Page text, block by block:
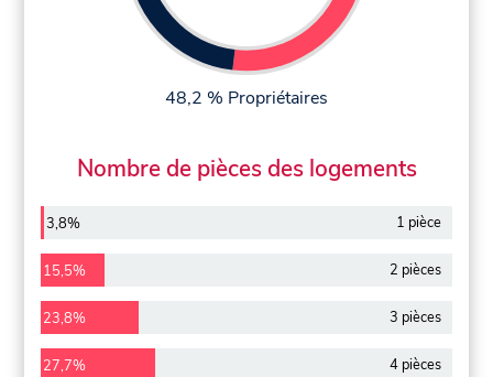
48,2 % Propriétaires
Nombre de pièces des logements
3,8% 1 pièce
15,5% 2 pièces
23,8% 3 pièces
27,7% 4 pièces